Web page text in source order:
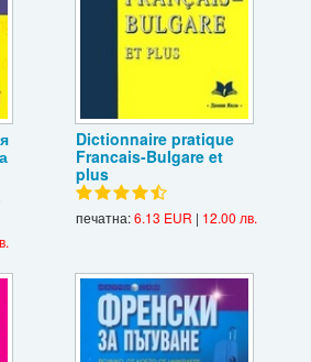
Dictionnaire pratique
Francais-Bulgare et
plus
печатна:6.13 EUR | 12.00 лв.